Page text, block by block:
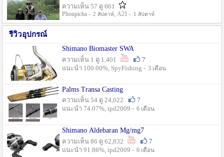
ความเห็น 57 ดู 661
Phonpicha - 2 สัปดาห์, A21 - 1 สัปดาห์
รีวิวอุปกรณ์
Shimano Biomaster SWA
ความเห็น 1 ดู 1,401
7
แนะนำ 100.00%, SpyFishing - 3 เดือน
Palms Transa Casting
ความเห็น 54 ดู 24,022
7
แนะนำ 74.07%, ipd2009 - 6 เดือน
Shimano Aldebaran Mg/mg7
ความเห็น 86 ดู 62,832
7
แนะนำ 91.86%, ipd2009 - 6 เดือน